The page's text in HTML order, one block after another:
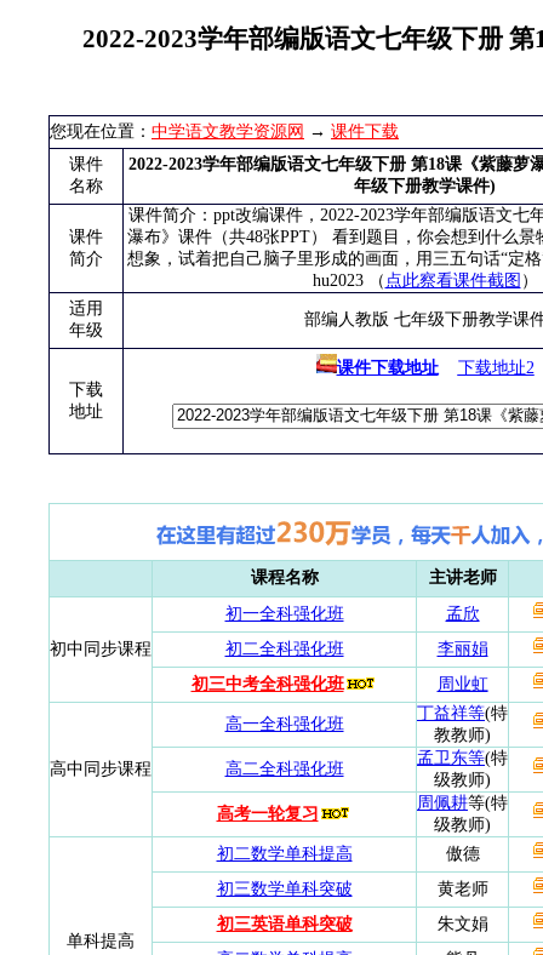
2022-2023学年部编版语文七年级下册
您现在位置： 中学语文教学资源网 → 课件下载
课件
名称
2022-2023学年部编版语文七年级下册 第18课《紫藤萝
年级下册教学课件)
课件
简介
课件简介：ppt改编课件，2022-2023学年部编版语文七
瀑布》课件（共48张PPT） 看到题目，你会想到什么
想象，试着把自己脑子里形成的画面，用三五句话“定
hu2023 （ 点此察看课件截图 ）
适用
年级
部编人教版 七年级下册教学课
下载
地址
课件下载地址 下载地址2